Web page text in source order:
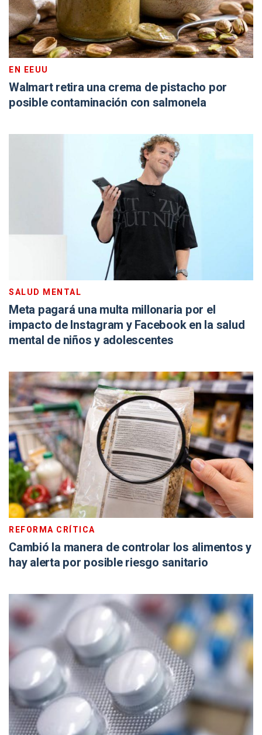
EN EEUU
Walmart retira una crema de pistacho por
posible contaminación con salmonela
SALUD MENTAL
Meta pagará una multa millonaria por el
impacto de Instagram y Facebook en la salud
mental de niños y adolescentes
REFORMA CRÍTICA
Cambió la manera de controlar los alimentos y
hay alerta por posible riesgo sanitario